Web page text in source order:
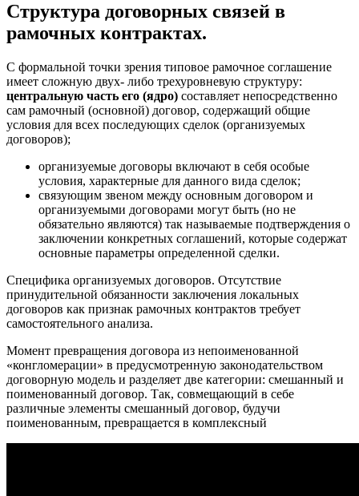
Структура договорных связей в
рамочных контрактах.
С формальной точки зрения типовое рамочное соглашение
имеет сложную двух- либо трехуровневую структуру:
центральную часть его (ядро) составляет непосредственно
сам рамочный (основной) договор, содержащий общие
условия для всех последующих сделок (организуемых
договоров);
организуемые договоры включают в себя особые
условия, характерные для данного вида сделок;
связующим звеном между основным договором и
организуемыми договорами могут быть (но не
обязательно являются) так называемые подтверждения о
заключении конкретных соглашений, которые содержат
основные параметры определенной сделки.
Специфика организуемых договоров. Отсутствие
принудительной обязанности заключения локальных
договоров как признак рамочных контрактов требует
самостоятельного анализа.
Момент превращения договора из непоименованной
«конгломерации» в предусмотренную законодательством
договорную модель и разделяет две категории: смешанный и
поименованный договор. Так, совмещающий в себе
различные элементы смешанный договор, будучи
поименованным, превращается в комплексный